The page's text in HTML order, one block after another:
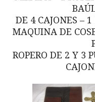
DE 4 CAJONES –
MAQUINA DE
ROPERO DE 2 Y 3